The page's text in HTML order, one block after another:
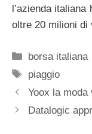
l’azienda
oltre 20 milioni di
Categorie
borsa italiana
Tag
piaggio
Yoox la
Datalogic